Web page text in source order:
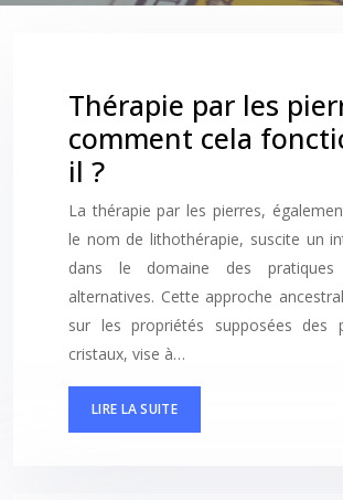
Thérapie par les
comment cela
il ?
La thérapie par les pierres,
le nom de lithothérapie, suscite un
dans le domaine des pratiques
alternatives. Cette approche
sur les propriétés supposées des
cristaux, vise à…
LIRE LA SUITE